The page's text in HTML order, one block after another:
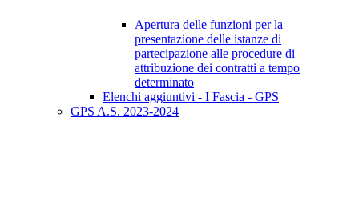
Apertura delle funzioni per la
presentazione delle istanze di
partecipazione alle procedure di
attribuzione dei contratti a tempo
determinato
Elenchi aggiuntivi - I Fascia - GPS
GPS A.S. 2023-2024